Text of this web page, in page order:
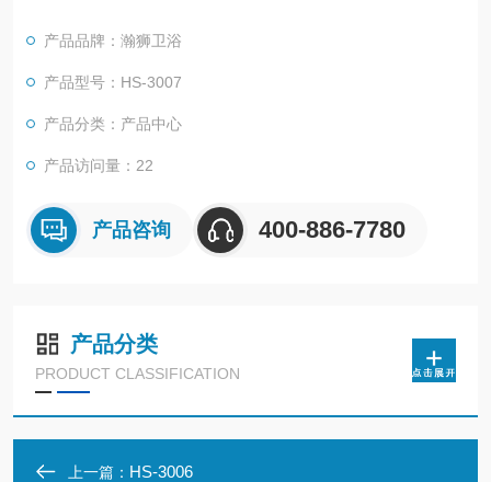
产品品牌：瀚狮卫浴
产品型号：HS-3007
产品分类：产品中心
产品访问量：22
产品咨询 400-886-7780
产品分类
PRODUCT CLASSIFICATION
上一篇： HS-3006